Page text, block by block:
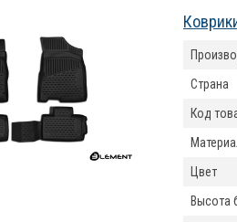
Страна
Код
Цвет
Высота